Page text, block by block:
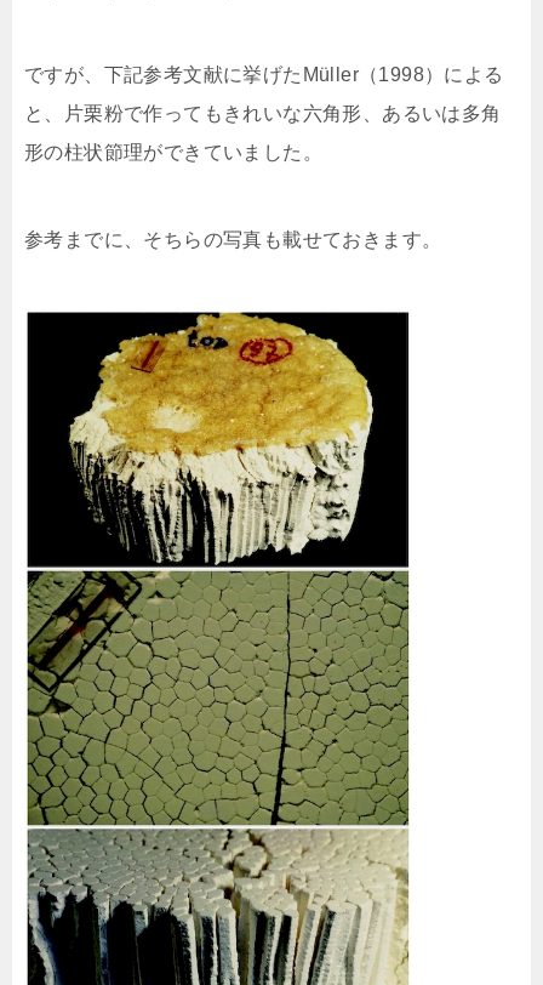
ですが、下記参考文献に挙げた Müller（1998）による
と、片栗粉で作ってもきれいな六角形、あるいは多角
形の柱状節理ができていました。
参考までに、そちらの写真も載せておきます。